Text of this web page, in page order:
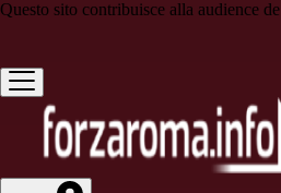
Questo sito contribuisce alla audience de